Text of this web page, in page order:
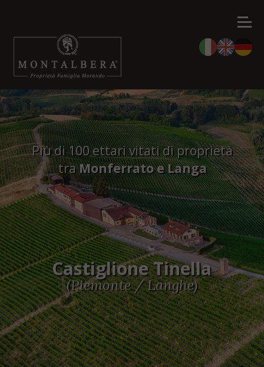
Più di 100 ettari vitati di proprietà
traMonferrato e Langa
Castiglione Tinella
(Piemonte / Langhe)